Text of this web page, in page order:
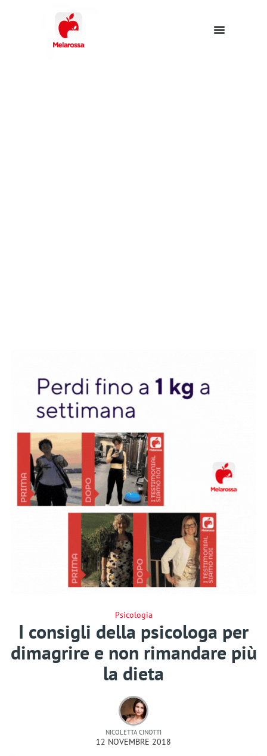
Psicologia
I consigli della psicologa per
dimagrire e non rimandare più
la dieta
NICOLETTA CINOTTI
12 NOVEMBRE 2018